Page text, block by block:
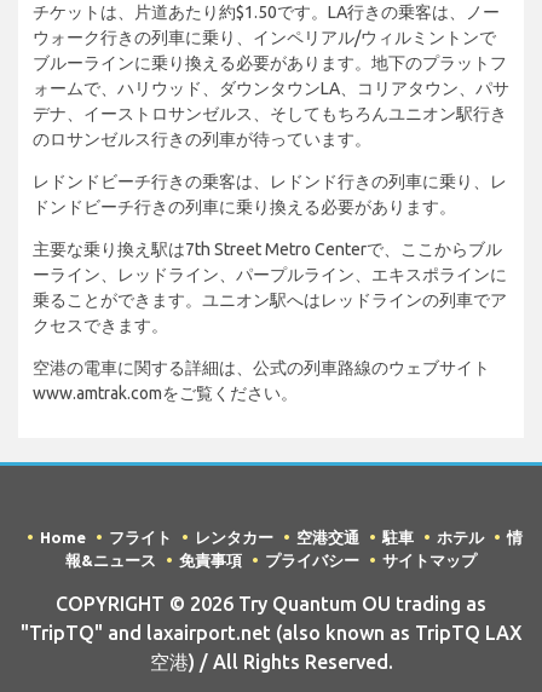
チケットは、片道あたり約$1.50です。LA行きの乗客は、ノー
ウォーク行きの列車に乗り、インペリアル/ウィルミントンで
ブルーラインに乗り換える必要があります。地下のプラットフ
ォームで、ハリウッド、ダウンタウンLA、コリアタウン、パサ
デナ、イーストロサンゼルス、そしてもちろんユニオン駅行き
のロサンゼルス行きの列車が待っています。
レドンドビーチ行きの乗客は、レドンド行きの列車に乗り、レ
ドンドビーチ行きの列車に乗り換える必要があります。
主要な乗り換え駅は7th Street Metro Centerで、ここからブル
ーライン、レッドライン、パープルライン、エキスポラインに
乗ることができます。ユニオン駅へはレッドラインの列車でア
クセスできます。
空港の電車に関する詳細は、公式の列車路線のウェブサイト
www.amtrak.comをご覧ください。
Home フライト レンタカー 空港交通 駐車 ホテル
情
報&ニュース
免責事項 プライバシー サイトマップ
COPYRIGHT © 2026 Try Quantum OU trading as
"TripTQ" and laxairport.net (also known as TripTQ LAX
空港) / All Rights Reserved.